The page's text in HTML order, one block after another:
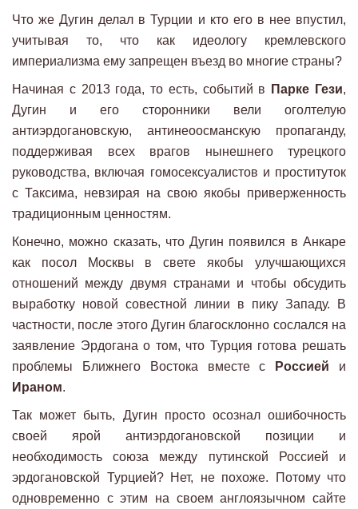
Что же Дугин делал в Турции и кто его в нее впустил,
учитывая то, что как идеологу кремлевского
империализма ему запрещен въезд во многие страны?
Начиная с 2013 года, то есть, событий в Парке Гези,
Дугин и его сторонники вели оголтелую
антиэрдогановскую, антинеоосманскую пропаганду,
поддерживая всех врагов нынешнего турецкого
руководства, включая гомосексуалистов и проституток
с Таксима, невзирая на свою якобы приверженность
традиционным ценностям.
Конечно, можно сказать, что Дугин появился в Анкаре
как посол Москвы в свете якобы улучшающихся
отношений между двумя странами и чтобы обсудить
выработку новой совестной линии в пику Западу. В
частности, после этого Дугин благосклонно сослался на
заявление Эрдогана о том, что Турция готова решать
проблемы Ближнего Востока вместе с
Россией и
Ираном.
Так может быть, Дугин просто осознал ошибочность
своей ярой антиэрдогановской позиции и
необходимость союза между путинской Россией и
эрдогановской Турцией? Нет, не похоже. Потому что
одновременно с этим на своем англоязычном сайте